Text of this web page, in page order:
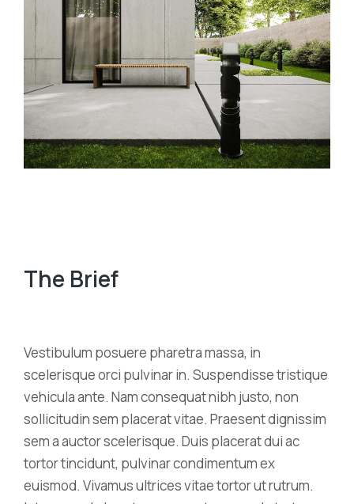
The Brief
Vestibulum posuere pharetra massa, in
scelerisque orci pulvinar in. Suspendisse tristique
vehicula ante. Nam consequat nibh justo, non
sollicitudin sem placerat vitae. Praesent dignissim
sem a auctor scelerisque. Duis placerat dui ac
tortor tincidunt, pulvinar condimentum ex
euismod. Vivamus ultrices vitae tortor ut rutrum.